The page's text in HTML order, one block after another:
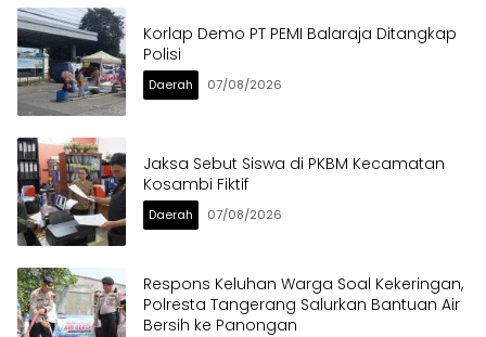
Korlap Demo PT PEMI Balaraja Ditangkap
Polisi
Daerah 07/08/2026
Jaksa Sebut Siswa di PKBM Kecamatan
Kosambi Fiktif
Daerah 07/08/2026
Respons Keluhan Warga Soal Kekeringan,
Polresta Tangerang Salurkan Bantuan Air
Bersih ke Panongan